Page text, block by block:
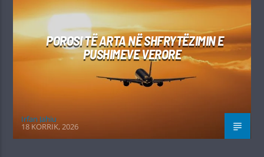
POROSI TË ARTA NË SHFRYTËZIMIN E
PUSHIMEVE VERORE
Irfan Jahiu
18 KORRIK, 2026